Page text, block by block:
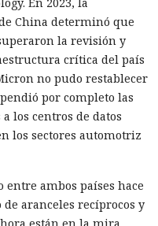
En 2023, la
China determinó que
la revisión y
crítica del país
no pudo restablecer
por completo las
los centros de datos
los sectores automotriz
ambos países hace
aranceles recíprocos y